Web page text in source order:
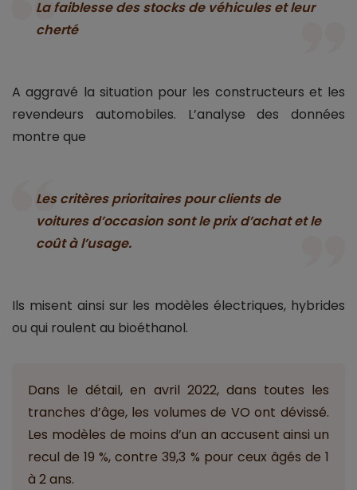
La faiblesse des stocks de véhicules et leur
cherté
A aggravé la situation pour les constructeurs et les
revendeurs automobiles. L’analyse des données
montre que
Les critères prioritaires pour clients de
voitures d’occasion sont le prix d’achat et le
coût à l’usage.
Ils misent ainsi sur les modèles électriques, hybrides
ou qui roulent au bioéthanol.
Dans le détail, en avril 2022, dans toutes les
tranches d’âge, les volumes de VO ont dévissé.
Les modèles de moins d’un an accusent ainsi un
recul de 19 %, contre 39,3 % pour ceux âgés de 1
à 2 ans.